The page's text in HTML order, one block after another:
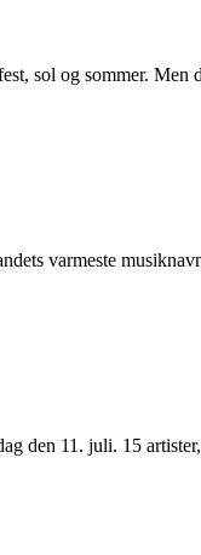
sol og sommer. Men
varmeste
den 11. juli. 15